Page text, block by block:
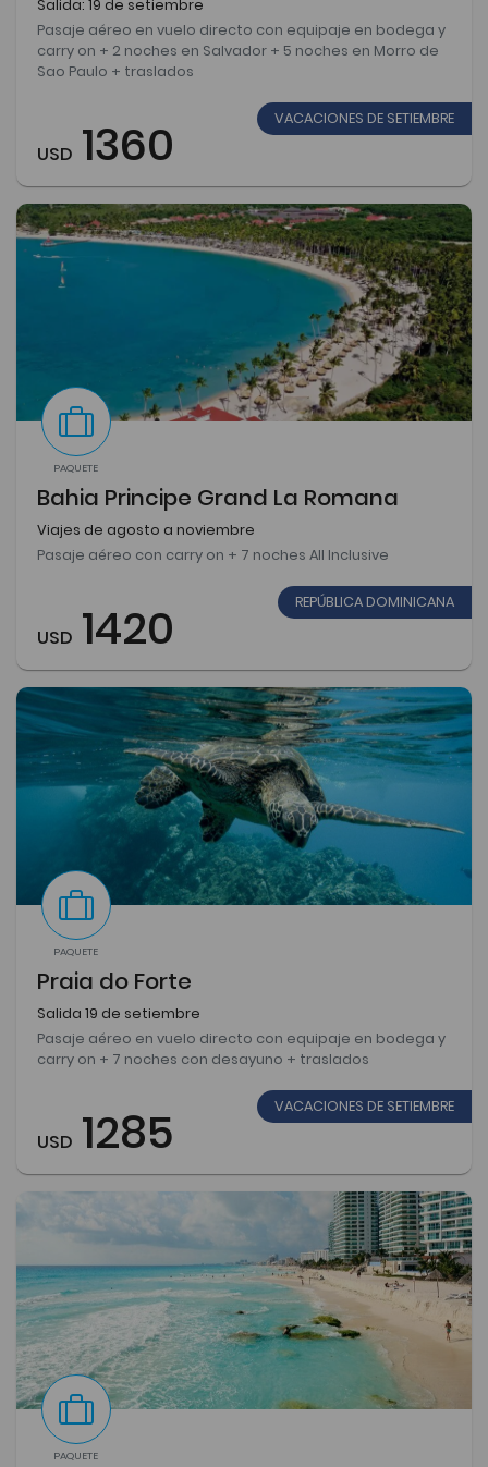
Salida: 19 de setiembre
Pasaje aéreo en vuelo directo con equipaje en bodega y
carry on + 2 noches en Salvador + 5 noches en Morro de
Sao Paulo + traslados
VACACIONES DE SETIEMBRE
USD 1360
PAQUETE
Bahia Principe Grand La Romana
Viajes de agosto a noviembre
Pasaje aéreo con carry on + 7 noches All Inclusive
REPÚBLICA DOMINICANA
USD 1420
PAQUETE
Praia do Forte
Salida 19 de setiembre
Pasaje aéreo en vuelo directo con equipaje en bodega y
carry on + 7 noches con desayuno + traslados
VACACIONES DE SETIEMBRE
USD 1285
PAQUETE